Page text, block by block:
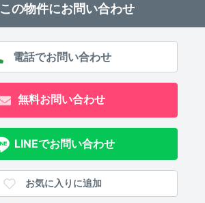
この物件にお問い合わせ
無料お問い合わせ
LINEでお問い合わせ
お気に入りに追加